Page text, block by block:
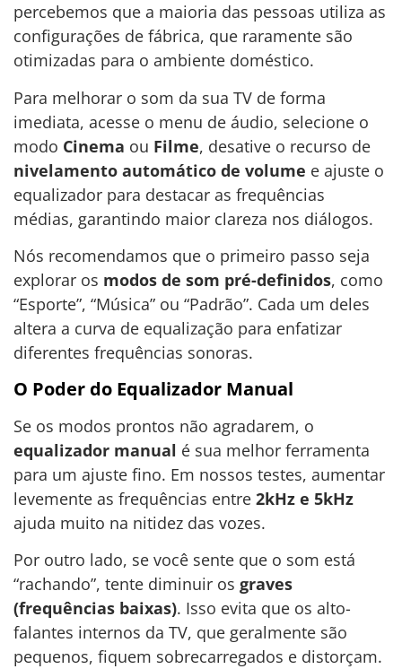
percebemos que a maioria das pessoas utiliza as
configurações de fábrica, que raramente são
otimizadas para o ambiente doméstico.
Para melhorar o som da sua TV de forma
imediata, acesse o menu de áudio, selecione o
modo Cinema ou Filme, desative o recurso de
nivelamento automático de volume e ajuste o
equalizador para destacar as frequências
médias, garantindo maior clareza nos diálogos.
Nós recomendamos que o primeiro passo seja
explorar os modos de som pré-definidos, como
“Esporte”, “Música” ou “Padrão”. Cada um deles
altera a curva de equalização para enfatizar
diferentes frequências sonoras.
O Poder do Equalizador Manual
Se os modos prontos não agradarem, o
equalizador manual é sua melhor ferramenta
para um ajuste fino. Em nossos testes, aumentar
levemente as frequências entre 2kHz e 5kHz
ajuda muito na nitidez das vozes.
Por outro lado, se você sente que o som está
“rachando”, tente diminuir os graves
(frequências baixas). Isso evita que os alto-
falantes internos da TV, que geralmente são
pequenos, fiquem sobrecarregados e distorçam.